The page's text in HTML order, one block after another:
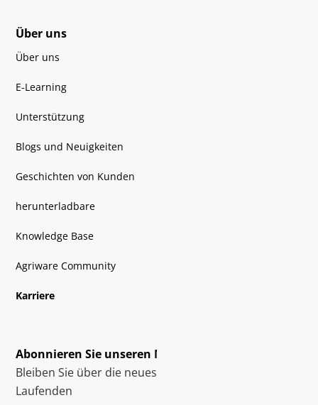
Über uns
Über uns
E-Learning
Unterstützung
Blogs und Neuigkeiten
Geschichten von Kunden
herunterladbare
Knowledge Base
Agriware Community
Karriere
Abonnieren Sie unseren Newsletter
Bleiben Sie über die neuesten Innovationen auf dem
Laufenden